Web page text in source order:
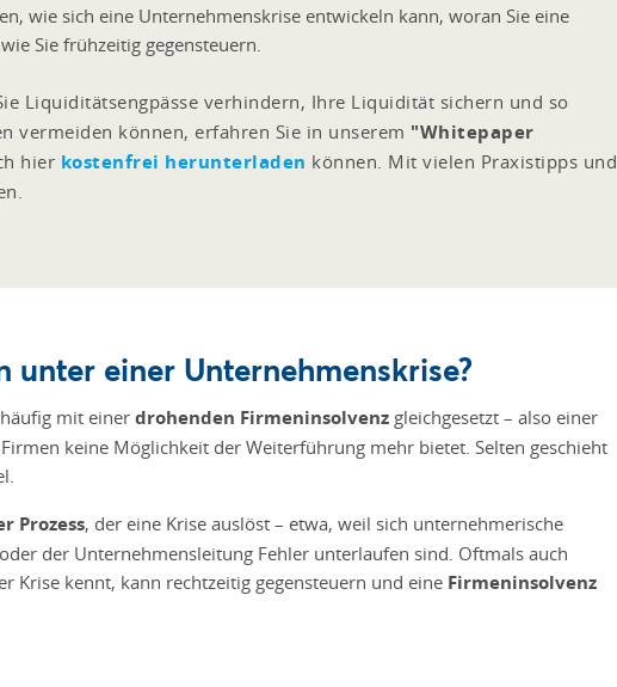
wie sich eine Unternehmenskrise entwickeln kann, woran Sie eine
Sie frühzeitig gegensteuern.
Liquiditätsengpässe verhindern, Ihre Liquidität sichern und so
vermeiden können, erfahren Sie in unserem "Whitepaper
hier kostenfrei herunterladen können. Mit vielen Praxistipps und
unter einer Unternehmenskrise?
mit einer drohenden Firmeninsolvenz gleichgesetzt – also einer
keine Möglichkeit der Weiterführung mehr bietet. Selten geschieht
Prozess, der eine Krise auslöst – etwa, weil sich unternehmerische
der Unternehmensleitung Fehler unterlaufen sind. Oftmals auch
Krise kennt, kann rechtzeitig gegensteuern und eine Firmeninsolvenz